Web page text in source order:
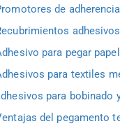
de adherencia
adhesivos
para pegar
para textiles
para bobinado
del pegamento